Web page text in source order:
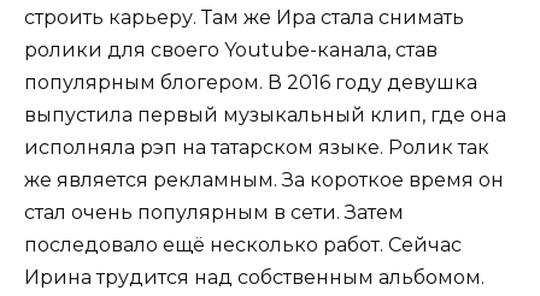
строить карьеру. Там же Ира стала снимать
ролики для своего Youtube-канала, став
популярным блогером. В 2016 году девушка
выпустила первый музыкальный клип, где она
исполняла рэп на татарском языке. Ролик так
же является рекламным. За короткое время он
стал очень популярным в сети. Затем
последовало ещё несколько работ. Сейчас
Ирина трудится над собственным альбомом.